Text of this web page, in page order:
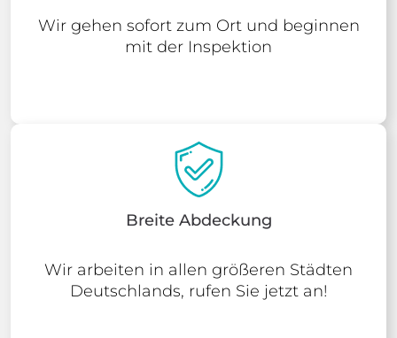
Wir gehen sofort zum Ort und beginnen
mit der Inspektion
Breite Abdeckung
Wir arbeiten in allen größeren Städten
Deutschlands, rufen Sie jetzt an!